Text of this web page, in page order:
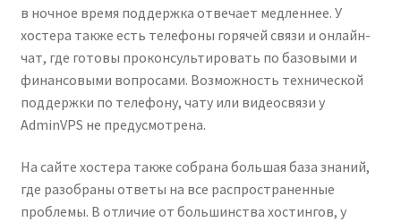
в ночное время поддержка отвечает медленнее. У
хостера также есть телефоны горячей связи и онлайн-
чат, где готовы проконсультировать по базовыми и
финансовыми вопросами. Возможность технической
поддержки по телефону, чату или видеосвязи у
AdminVPS не предусмотрена.
На сайте хостера также собрана большая база знаний,
где разобраны ответы на все распространенные
проблемы. В отличие от большинства хостингов, у